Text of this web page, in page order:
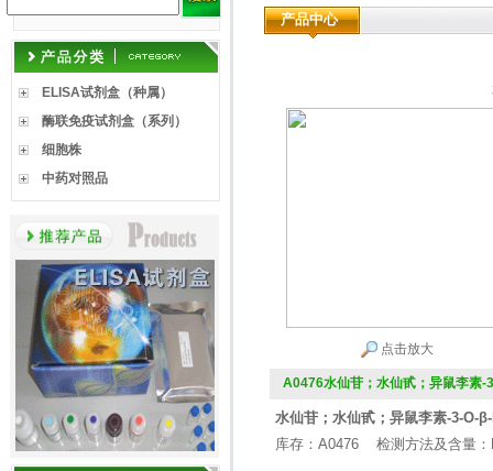
ELISA试剂盒（种属）
酶联免疫试剂盒（系列）
细胞株
中药对照品
产品中心
点击放大
A0476水仙苷；水仙甙；异鼠李素-
水仙苷；水仙甙；异鼠李素-3-
库存：A0476 检测方法及含量